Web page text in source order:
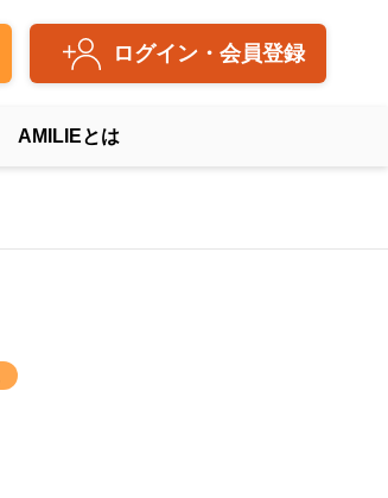
ログイン・会員登録
AMILIEとは